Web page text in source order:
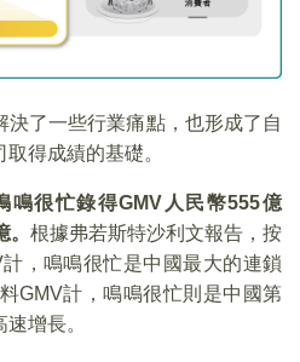
了一些行業痛點，也形成了自
得成績的基礎。
鳴很忙錄得GMV 人民幣555億
。 根據弗若斯特沙利文報告，按
，鳴鳴很忙是中國最大的連鎖
GMV計，鳴鳴很忙則是中國第
增長。